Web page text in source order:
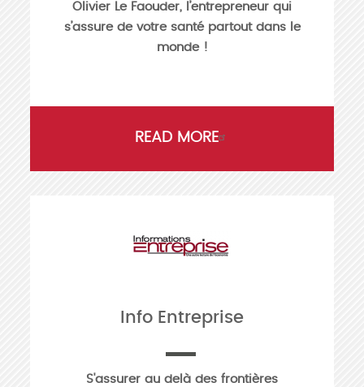
Olivier Le Faouder, l’entrepreneur qui
s’assure de votre santé partout dans le
monde !
READ MORE
Info Entreprise
S'assurer au delà des frontières